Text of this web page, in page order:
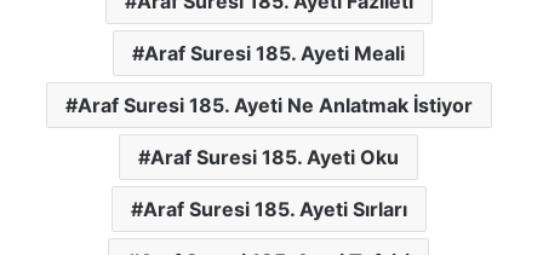
Araf Suresi 185. Ayeti Meali
Araf Suresi 185. Ayeti Ne Anlatmak İstiyor
Araf Suresi 185. Ayeti Oku
Araf Suresi 185. Ayeti Sırları